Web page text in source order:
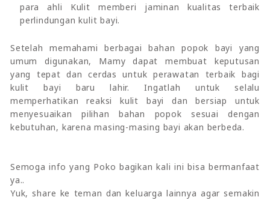
para ahli Kulit memberi jaminan kualitas terbaik
perlindungan kulit bayi.
Setelah memahami berbagai bahan popok bayi yang
umum digunakan, Mamy dapat membuat keputusan
yang tepat dan cerdas untuk perawatan terbaik bagi
kulit bayi baru lahir. Ingatlah untuk selalu
memperhatikan reaksi kulit bayi dan bersiap untuk
menyesuaikan pilihan bahan popok sesuai dengan
kebutuhan, karena masing-masing bayi akan berbeda.
Semoga info yang Poko bagikan kali ini bisa bermanfaat
ya..
Yuk, share ke teman dan keluarga lainnya agar semakin